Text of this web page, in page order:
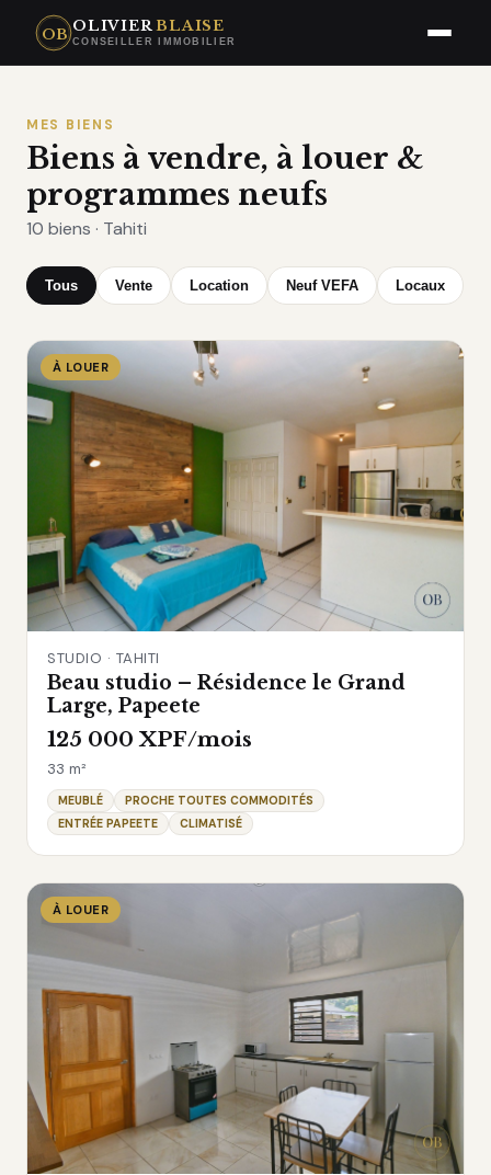
OB OLIVIERBLAISE
CONSEILLER IMMOBILIER
MES BIENS
Biens à vendre, à louer &
programmes neufs
10 biens · Tahiti
Tous Vente Location Neuf VEFA Locaux
À LOUER
STUDIO · TAHITI
Beau studio – Résidence le Grand
Large, Papeete
125 000 XPF/mois
33 m²
MEUBLÉ
PROCHE TOUTES COMMODITÉS
ENTRÉE PAPEETE
CLIMATISÉ
À LOUER